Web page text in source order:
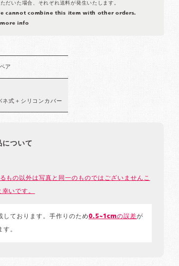
だいた場合、それぞれ送料が発生いたします。
cannot combine this item with other orders.
more info
ア
式＋シリコンカバー
ついて
もの以外は写真と同一のものではございませんこ
いです。
ております。手作りのため0.5~1cmの誤差が
す。